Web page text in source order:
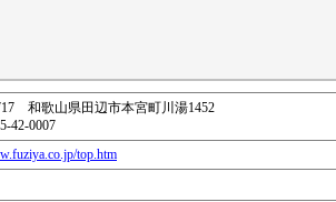
和歌山県田辺市本宮町川湯1452
42-0007
top.htm